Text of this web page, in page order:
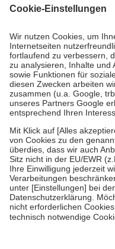
Grundsätzlich leisten
höchstens zehn Euro.
Es
Kosten der Leistung zu
Diese Regeln gelten
Bei Heilmitteln und
Zuzahlung zehn Prozent
Verordnung.
Um das Engagement der
stärken und die besondere
fallenkeine Zuzahlungenan
• Kindern und
mit Ausnahme der
• Untersuchungen zur
GKV getragen werden
• empfohlenen
• Harn- und Blutteststreifen